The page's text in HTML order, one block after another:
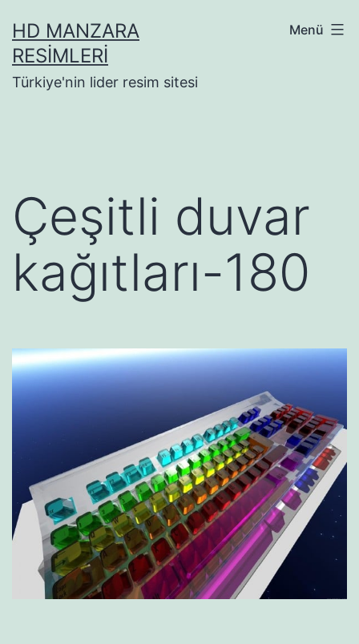
geçHD MANZARA
RESIMLERI
Türkiye'nin lider resim sitesi
Menü
Çeşitli duvar
kağıtları-180